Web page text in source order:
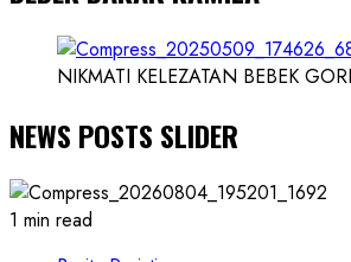
NIKMATI KELEZATAN BEBEK
NEWS POSTS SLIDER
1 min read